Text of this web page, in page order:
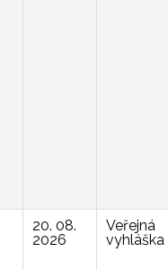
20. 08.
2026
Veřejná
vyhláška